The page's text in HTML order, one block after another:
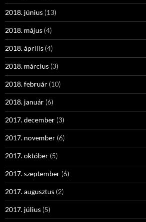
2018. június (13)
2018. május (4)
2018. április (4)
2018. március (3)
2018. február (10)
2018. január (6)
2017. december (3)
2017. november (6)
2017. október (5)
2017. szeptember (6)
2017. augusztus (2)
2017. július (5)